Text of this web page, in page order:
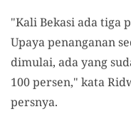
"Kali Bekasi ada tiga
Upaya penanganan
dimulai, ada yang
100 persen," kata
persnya.